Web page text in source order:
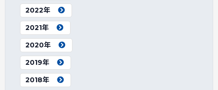
2022年
2021年
2020年
2019年
2018年